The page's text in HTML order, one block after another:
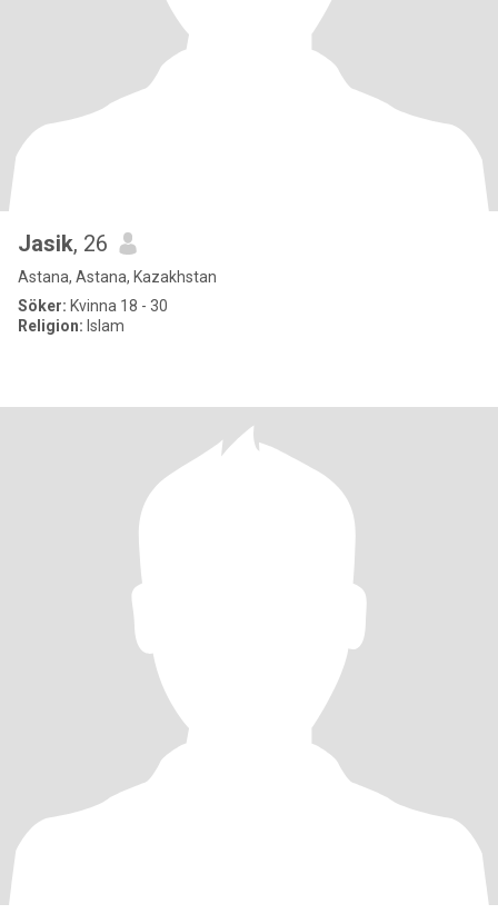
Jasik, 26
Astana, Astana, Kazakhstan
Söker: Kvinna 18 - 30
Religion: Islam